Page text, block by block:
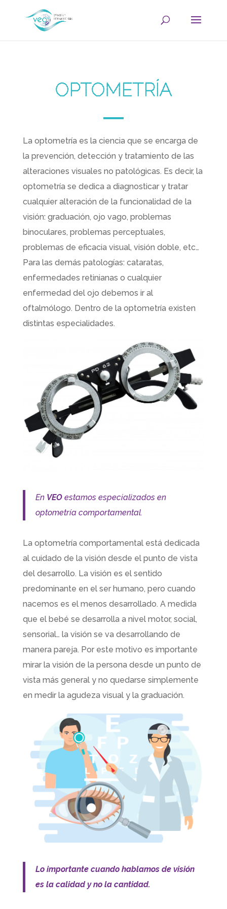
OPTOMETRÍA
La optometría es la ciencia que se encarga de
la prevención, detección y tratamiento de las
alteraciones visuales no patológicas. Es decir, la
optometría se dedica a diagnosticar y tratar
cualquier alteración de la funcionalidad de la
visión: graduación, ojo vago, problemas
binoculares, problemas perceptuales,
problemas de eficacia visual, visión doble, etc…
Para las demás patologías: cataratas,
enfermedades retinianas o cualquier
enfermedad del ojo debemos ir al
oftalmólogo. Dentro de la optometría existen
distintas especialidades.
En VEOestamos especializados en
optometría comportamental.
La optometría comportamental está dedicada
al cuidado de la visión desde el punto de vista
del desarrollo. La visión es el sentido
predominante en el ser humano, pero cuando
nacemos es el menos desarrollado. A medida
que el bebé se desarrolla a nivel motor, social,
sensorial… la visión se va desarrollando de
manera pareja. Por este motivo es importante
mirar la visión de la persona desde un punto de
vista más general y no quedarse simplemente
en medir la agudeza visual y la graduación.
Lo importante cuando hablamos de visión
es la calidad y no la cantidad.